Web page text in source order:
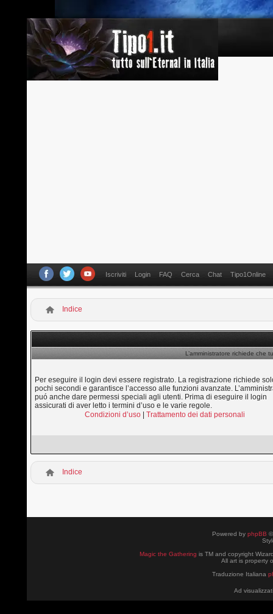
Iscriviti Login FAQ Cerca Chat Tipo1Online
Indice
L’amministratore richiede che
Per eseguire il login devi essere registrato. La registrazione richiede
pochi secondi e garantisce l’accesso alle funzioni avanzate.
puó anche dare permessi speciali agli utenti. Prima di eseguire il login
assicurati di aver letto i termini d’uso e le varie regole.
Condizioni d’uso |Trattamento dei dati personali
Indice
Powered by phpBB
Magic the Gathering is TM and copyright
All art is property
Traduzione Italiana
Ad